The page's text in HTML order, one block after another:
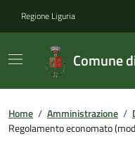
Regione Liguria
Comune
Home / Amministrazione /
Regolamento economato